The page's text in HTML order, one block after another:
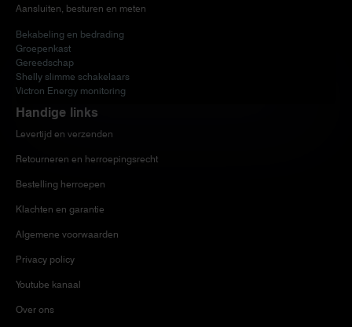
Aansluiten, besturen en meten
Bekabeling en bedrading
Groepenkast
Gereedschap
Shelly slimme schakelaars
Victron Energy monitoring
Handige links
Levertijd en verzenden
Retourneren en herroepingsrecht
Bestelling herroepen
Klachten en garantie
Algemene voorwaarden
Privacy policy
Youtube kanaal
Over ons